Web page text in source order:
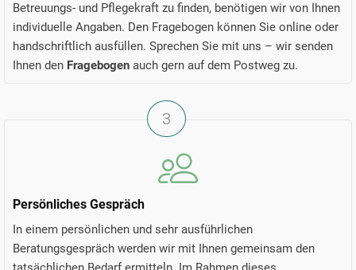
Betreuungs- und Pflegekraft zu finden, benötigen wir von Ihnen
individuelle Angaben. Den Fragebogen können Sie online oder
handschriftlich ausfüllen. Sprechen Sie mit uns – wir senden
Ihnen den Fragebogen auch gern auf dem Postweg zu.
Persönliches Gespräch
In einem persönlichen und sehr ausführlichen
Beratungsgespräch werden wir mit Ihnen gemeinsam den
3